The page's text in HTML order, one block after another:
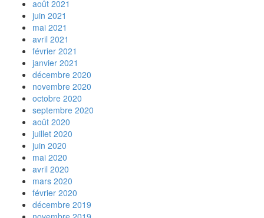
août 2021
juin 2021
mai 2021
avril 2021
février 2021
janvier 2021
décembre 2020
novembre 2020
octobre 2020
septembre 2020
août 2020
juillet 2020
juin 2020
mai 2020
avril 2020
mars 2020
février 2020
décembre 2019